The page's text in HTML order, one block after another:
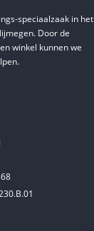
speciaalzaak in het
Door de
winkel kunnen we